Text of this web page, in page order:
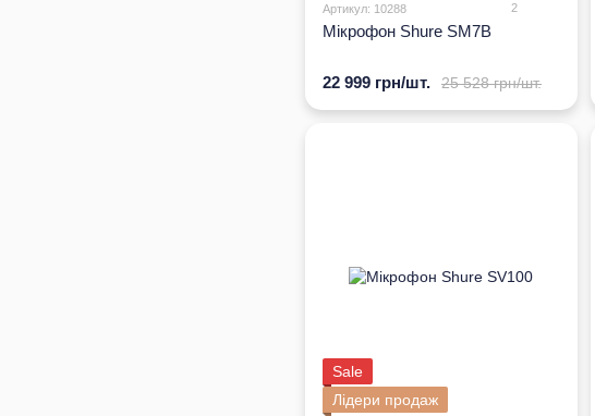
Артикул: 10288 2
Мікрофон Shure SM7B
25 528 грн/шт.
22 999 грн/шт.
Sale
Лідери продаж